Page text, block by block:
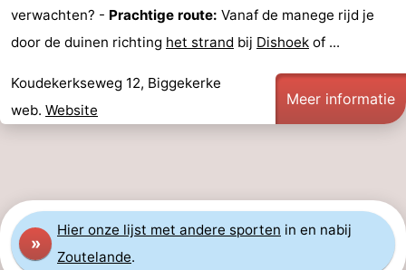
Zwembaden
-
Fietsen
-
Wandelen
-
Delta-
en
Eten
en
Evenementen
verwachten? - Prachtige route: Vanaf de manege rijd je
door de duinen richting het strand bij Dishoek of ...
Koudekerkseweg 12, Biggekerke
web. Website
Meer informatie
»
Hier onze lijst met andere sporten in en nabij
Zoutelande.